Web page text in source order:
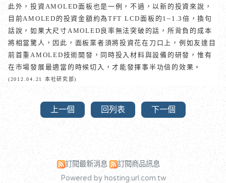
此外，投資 AMOLED面板也是一例，不過，以新的投資來說，
目前AMOLED 的投資金額約為TFT LCD面板的 1~1.3倍，換句
話說，如果大尺寸 AMOLED 良率無法突破的話，所背負的成本
將相當驚人，因此，面板業者須將投資花在刀口上，例如友達目
前首重 AMOLED技術開發，同時投入材料與設備的研發，惟有
在市場發展最適當的時候切入，才能發揮事半功倍的效果。
(2012.04.21 本社研究部)
上一個 回列表 下一個
訂閱最新消息
訂閱商品訊息
Powered by hosting.url.com.tw